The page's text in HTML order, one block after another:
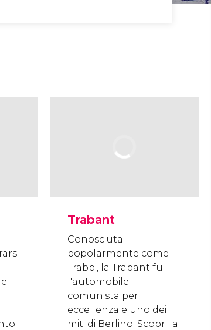
Trabant
Conosciuta
popolarmente come
Trabbi, la Trabant fu
l'automobile
comunista per
eccellenza e uno dei
miti di Berlino. Scopri la